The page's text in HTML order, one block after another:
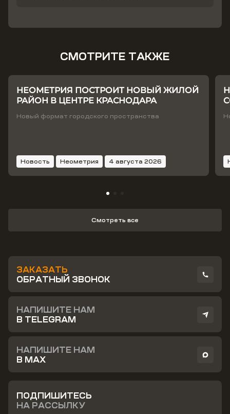
СМОТРИТЕ ТАКЖЕ
Новость Неометрия 4 августа 2026
НЕОМЕТРИЯ ПОСТРОИТ НОВЫЙ ЖИЛОЙ
РАЙОН В ЦЕНТРЕ КРАСНОДАРА
Новый формат городского пространства
Смотреть все
ЗАКАЗАТЬ
ОБРАТНЫЙ ЗВОНОК
НАПИШИТЕ НАМ
В TELEGRAM
НАПИШИТЕ НАМ
В MAX
ПОДПИШИТЕСЬ
НА РАССЫЛКУ